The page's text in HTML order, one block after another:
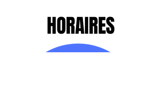
HORAIRES